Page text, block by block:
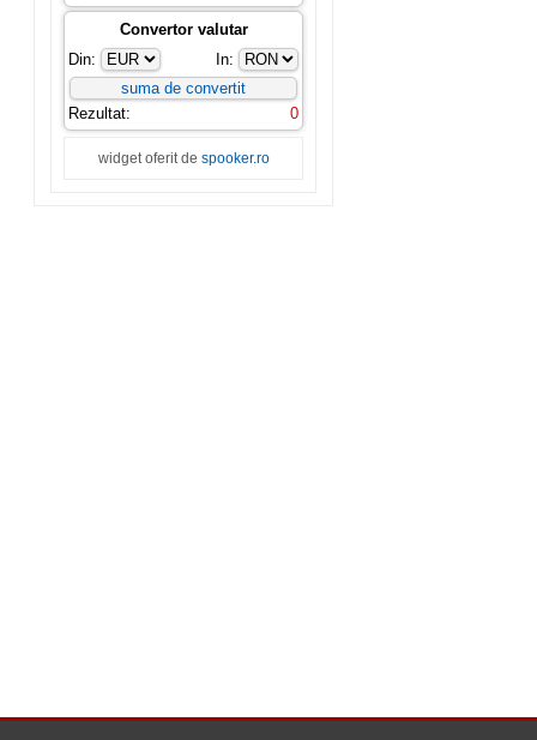
Convertor valutar
Din:
In:
Rezultat: 0
widget oferit de spooker.ro